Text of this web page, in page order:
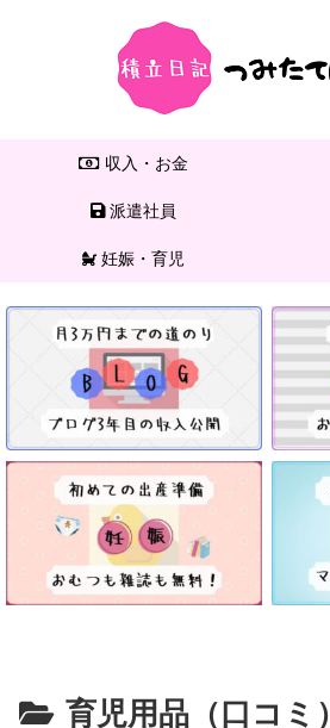
収入・お金
派遣社員
妊娠・育児
育児用品（口コミ）